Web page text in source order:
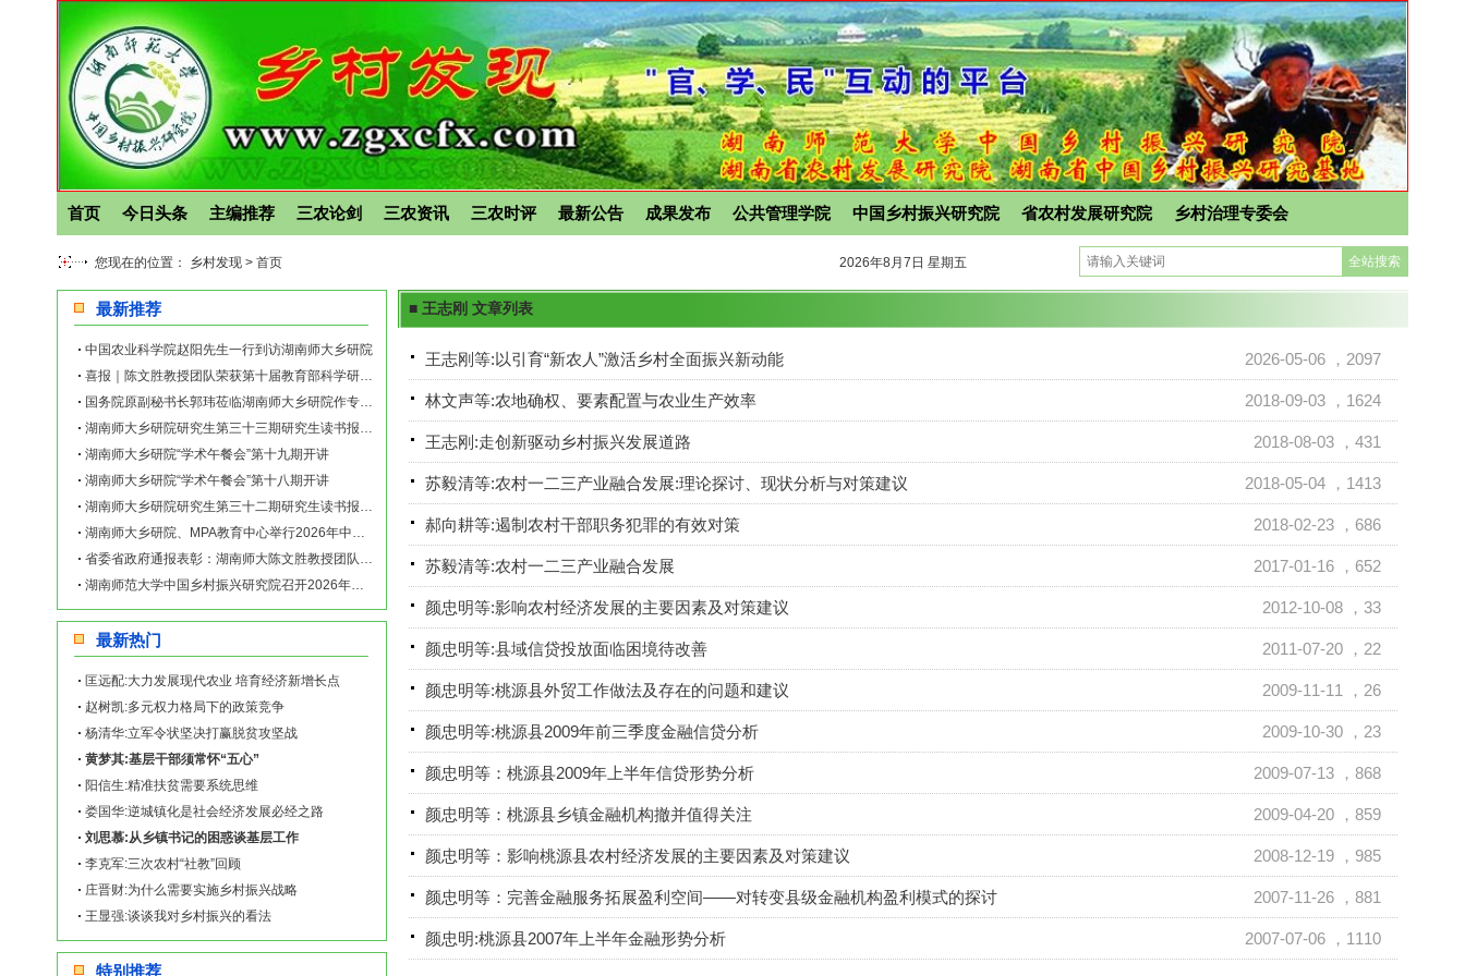
首页 今日头条 主编推荐 三农论剑 三农资讯 三农时评 最新公告 成果发布 公共管理学院 中国乡村振兴研究院 省农村发展研究院 乡村治理专委会
您现在的位置： 乡村发现 > 首页 2026年8月7日 星期五
最新推荐
中国农业科学院赵阳先生一行到访湖南师大乡研院
喜报｜陈文胜教授团队荣获第十届教育部科学研究优秀成果奖（人文社会科学）
国务院原副秘书长郭玮莅临湖南师大乡研院作专题讲座
湖南师大乡研院研究生第三十三期研究生读书报告会举行
湖南师大乡研院“学术午餐会”第十九期开讲
湖南师大乡研院“学术午餐会”第十八期开讲
湖南师大乡研院研究生第三十二期研究生读书报告会举行
湖南师大乡研院、MPA教育中心举行2026年中央一号文件学习座谈会
省委省政府通报表彰：湖南师大陈文胜教授团队成果荣获省社科优秀成果一等奖
湖南师范大学中国乡村振兴研究院召开2026年新春团拜会
最新热门
匡远配:大力发展现代农业 培育经济新增长点
赵树凯:多元权力格局下的政策竞争
杨清华:立军令状坚决打赢脱贫攻坚战
黄梦其:基层干部须常怀“五心”
阳信生:精准扶贫需要系统思维
娄国华:逆城镇化是社会经济发展必经之路
刘思慕:从乡镇书记的困惑谈基层工作
李克军:三次农村“社教”回顾
庄晋财:为什么需要实施乡村振兴战略
王显强:谈谈我对乡村振兴的看法
特别推荐
■ 王志刚 文章列表
王志刚等:以引育“新农人”激活乡村全面振兴新动能 2026-05-06 ，2097
林文声等:农地确权、要素配置与农业生产效率 2018-09-03 ，1624
王志刚:走创新驱动乡村振兴发展道路 2018-08-03 ，431
苏毅清等:农村一二三产业融合发展:理论探讨、现状分析与对策建议 2018-05-04 ，1413
郝向耕等:遏制农村干部职务犯罪的有效对策 2018-02-23 ，686
苏毅清等:农村一二三产业融合发展 2017-01-16 ，652
颜忠明等:影响农村经济发展的主要因素及对策建议 2012-10-08 ，33
颜忠明等:县域信贷投放面临困境待改善 2011-07-20 ，22
颜忠明等:桃源县外贸工作做法及存在的问题和建议 2009-11-11 ，26
颜忠明等:桃源县2009年前三季度金融信贷分析 2009-10-30 ，23
颜忠明等：桃源县2009年上半年信贷形势分析 2009-07-13 ，868
颜忠明等：桃源县乡镇金融机构撤并值得关注 2009-04-20 ，859
颜忠明等：影响桃源县农村经济发展的主要因素及对策建议 2008-12-19 ，985
颜忠明等：完善金融服务拓展盈利空间——对转变县级金融机构盈利模式的探讨 2007-11-26 ，881
颜忠明:桃源县2007年上半年金融形势分析 2007-07-06 ，1110